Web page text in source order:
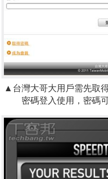
▲台灣大哥大用戶需先取
密碼登入使用，密碼